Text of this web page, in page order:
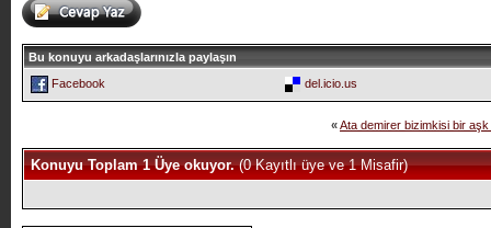
Bu konuyu arkadaşlarınızla paylaşın
Facebook
del.icio.us
«Ata demirer bizimkisi bir
Konuyu Toplam 1 Üye okuyor.(0 Kayıtlı üye ve 1 Misafir)